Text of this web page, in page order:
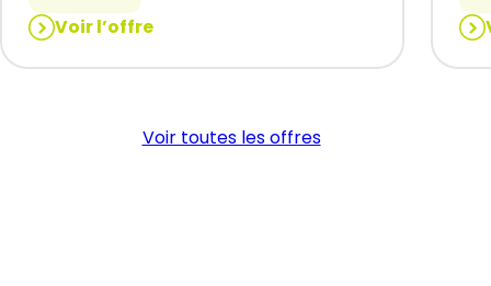
Voir l’offre
:
maçon
:
Voir toutes les offres